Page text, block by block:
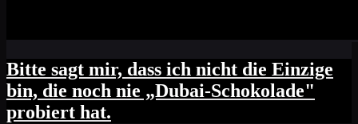
Bitte sagt mir, dass ich nicht die Einzige
bin, die noch nie „Dubai-Schokolade"
probiert hat.